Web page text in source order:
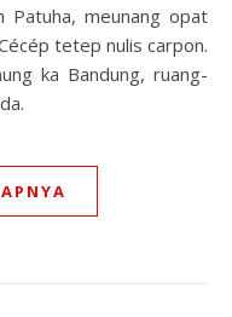
Patuha, meunang opat
tetep nulis carpon.
ka Bandung, ruang-